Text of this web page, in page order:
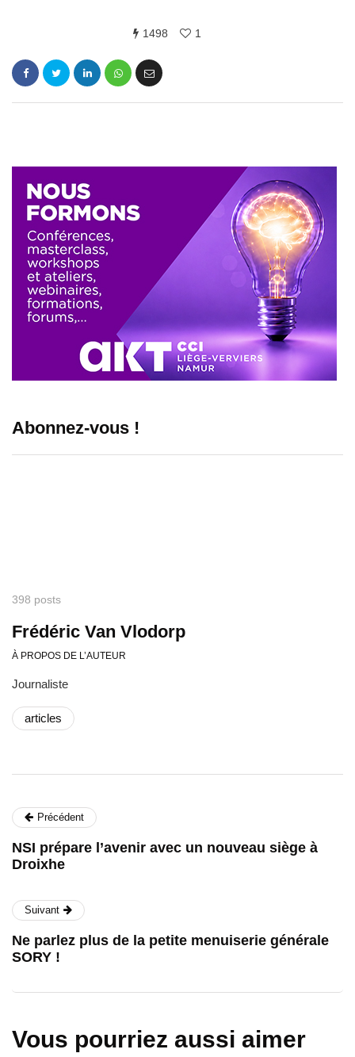
1498 1
Abonnez-vous !
398 posts
Frédéric Van Vlodorp
À PROPOS DE L’AUTEUR
Journaliste
articles
Précédent
NSI prépare l’avenir avec un nouveau siège à
Droixhe
Suivant
Ne parlez plus de la petite menuiserie générale
SORY !
Vous pourriez aussi aimer